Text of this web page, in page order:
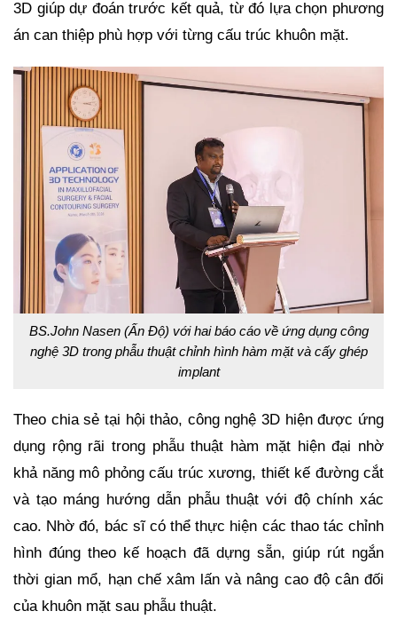
3D giúp dự đoán trước kết quả, từ đó lựa chọn phương
án can thiệp phù hợp với từng cấu trúc khuôn mặt.
BS.John Nasen (Ấn Độ) với hai báo cáo về ứng dụng công
nghệ 3D trong phẫu thuật chỉnh hình hàm mặt và cấy ghép
implant
Theo chia sẻ tại hội thảo, công nghệ 3D hiện được ứng
dụng rộng rãi trong phẫu thuật hàm mặt hiện đại nhờ
khả năng mô phỏng cấu trúc xương, thiết kế đường cắt
và tạo máng hướng dẫn phẫu thuật với độ chính xác
cao. Nhờ đó, bác sĩ có thể thực hiện các thao tác chỉnh
hình đúng theo kế hoạch đã dựng sẵn, giúp rút ngắn
thời gian mổ, hạn chế xâm lấn và nâng cao độ cân đối
của khuôn mặt sau phẫu thuật.